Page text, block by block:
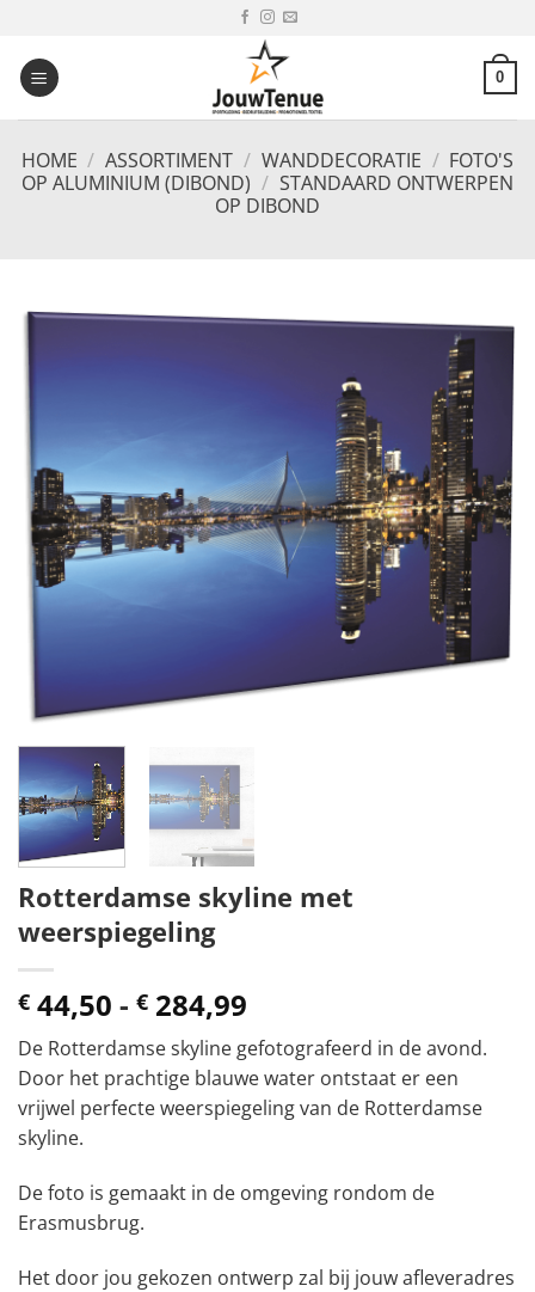
inhoud
0
HOME / ASSORTIMENT / WANDDECORATIE / FOTO'S
OP ALUMINIUM (DIBOND) / STANDAARD ONTWERPEN
OP DIBOND
Rotterdamse skyline met
weerspiegeling
€ 44,50 - € 284,99
€ 44,50
tot
€ 284,99
De Rotterdamse skyline gefotografeerd in de avond.
Door het prachtige blauwe water ontstaat er een
vrijwel perfecte weerspiegeling van de Rotterdamse
skyline.
De foto is gemaakt in de omgeving rondom de
Erasmusbrug.
Het door jou gekozen ontwerp zal bij jouw afleveradres